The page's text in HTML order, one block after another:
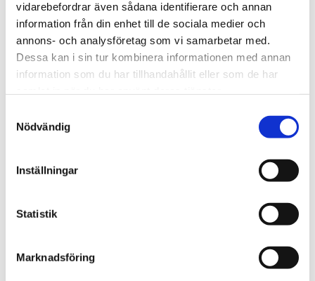
vidarebefordrar även sådana identifierare och annan
information från din enhet till de sociala medier och
annons- och analysföretag som vi samarbetar med.
Dessa kan i sin tur kombinera informationen med annan
information som du har tillhandahållit eller som de har
Nödvändig
Inställningar
Statistik
Marknadsföring
Lättmonterad
takräcken, för fordon utan
befintliga fästpunkter för
fabriksmonterade räcken.
1 795 kr
kr
Lättmonterad
Edge-takräcken, för
fordon utan befintliga
eller fabriksmonterade
räcken.
2 525kr
2 635